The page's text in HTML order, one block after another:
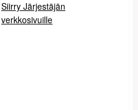
Siirry Järjestäjän
verkkosivuille